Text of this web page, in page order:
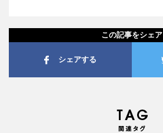
この記事をシェア
シェアする